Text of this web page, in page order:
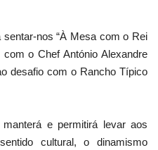
nos “À Mesa com o Rei
o Chef António Alexandre
desafio com o Rancho Típico
e permitirá levar aos
cultural, o dinamismo